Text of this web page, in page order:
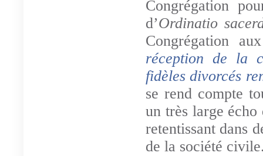
Congrégation
d’Ordinatio
Congrégation
réception de la
fidèles divorcés
se rend compte
un très large
retentissant dans
de la société